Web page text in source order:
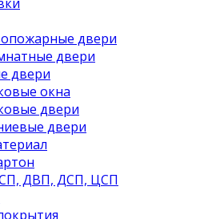
двери
двери
двери
окна
двери
двери
ДВП, ДСП, ЦСП